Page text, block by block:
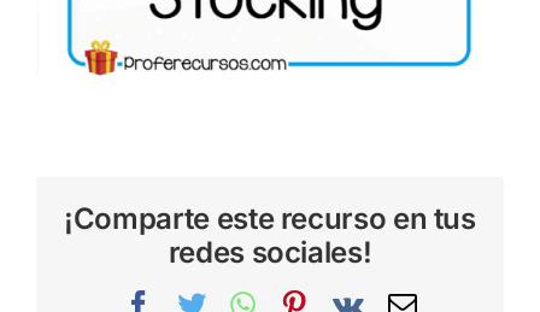
¡Comparte este recurso en tus
redes sociales!
Facebook
TwitterWhatsAppPinterest
Vk
Correo